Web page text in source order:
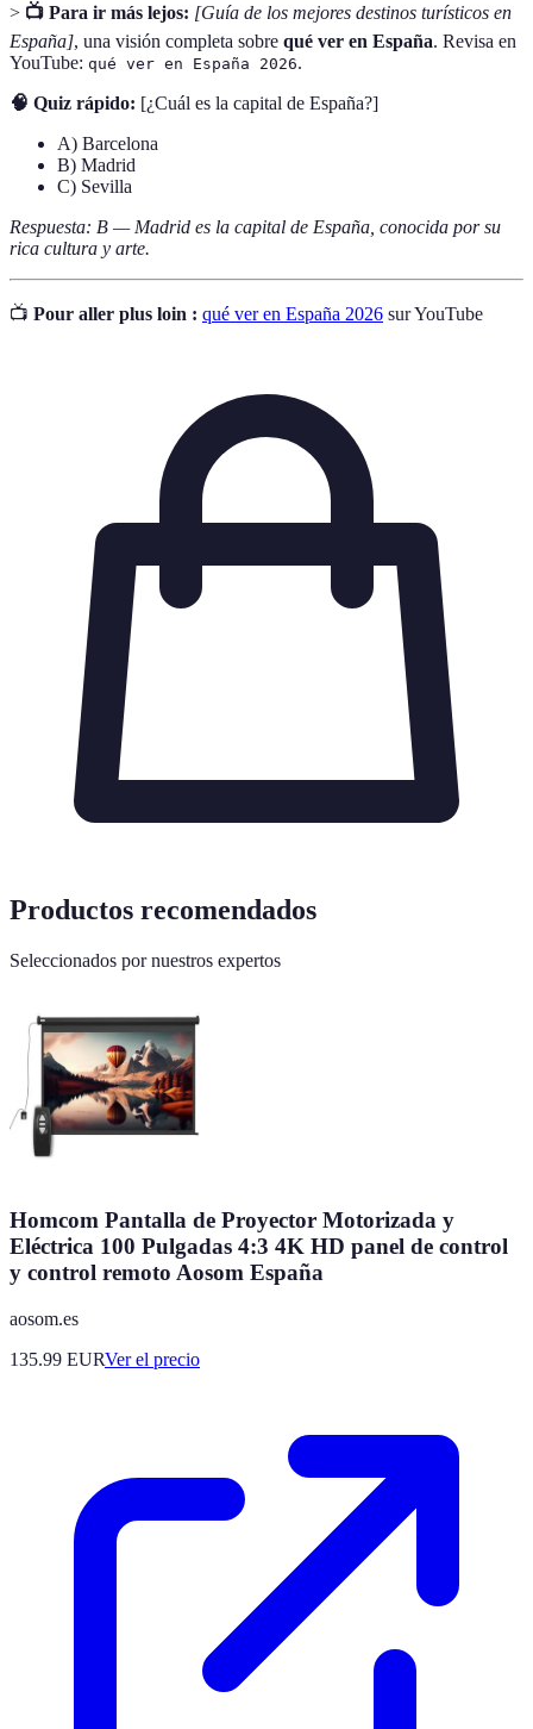
> 📺 Para ir más lejos: [Guía de los mejores destinos turísticos en
España], una visión completa sobre qué ver en España. Revisa en
YouTube: qué ver en España 2026.
🧠 Quiz rápido: [¿Cuál es la capital de España?]
A) Barcelona
B) Madrid
C) Sevilla
Respuesta: B — Madrid es la capital de España, conocida por su
rica cultura y arte.
📺 Pour aller plus loin : qué ver en España 2026 sur YouTube
Productos recomendados
Seleccionados por nuestros expertos
Homcom Pantalla de Proyector Motorizada y
Eléctrica 100 Pulgadas 4:3 4K HD panel de control
y control remoto Aosom España
aosom.es
135.99 EURVer el precio